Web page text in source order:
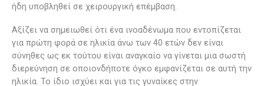
ήδη υποβληθεί σε χειρουργική επέμβαση.
Αξίζει να σημειωθεί ότι ένα ινοαδένωμα που εντοπίζεται
για πρώτη φορά σε ηλικία άνω των 40 ετών δεν είναι
σύνηθες ως εκ τούτου είναι αναγκαίο να γίνεται μια σωστή
διερεύνηση σε οποιονδήποτε όγκο εμφανίζεται σε αυτή την
ηλικία. Το ίδιο ισχύει και για τις γυναίκες στην